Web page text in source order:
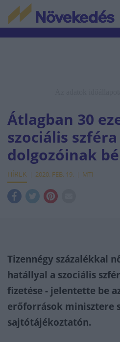
Átlagban 30
szociális szféra
dolgozóinak
HÍREK 2020. FEB. 19. MTI
Tizennégy százalékkal
hatállyal a szociális
fizetése - jelentette be
erőforrások minisztere
sajtótájékoztatón.